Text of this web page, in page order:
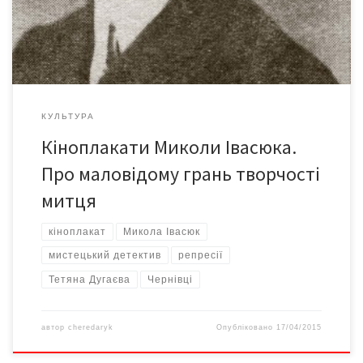
Відня та Мюнхена. Автор численних історичних та жанрових
полотен на […]
КУЛЬТУРА
Кіноплакати Миколи Івасюка.
Про маловідому грань творчості
митця
кіноплакат Микола Івасюк
мистецький детектив репресії
Тетяна Дугаєва Чернівці
автор cheredaryk Опубліковано 17/04/2015